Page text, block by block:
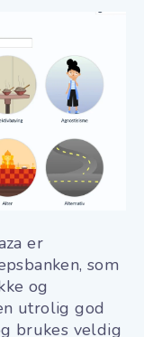
er
som
og
utrolig god
brukes veldig